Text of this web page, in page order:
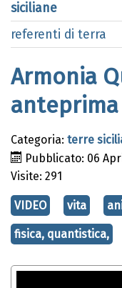
siciliane
referenti di terra
Armonia
anteprima
Categoria: terre
Pubblicato: 06
Visite: 291
VIDEO vita
fisica, quantistica,